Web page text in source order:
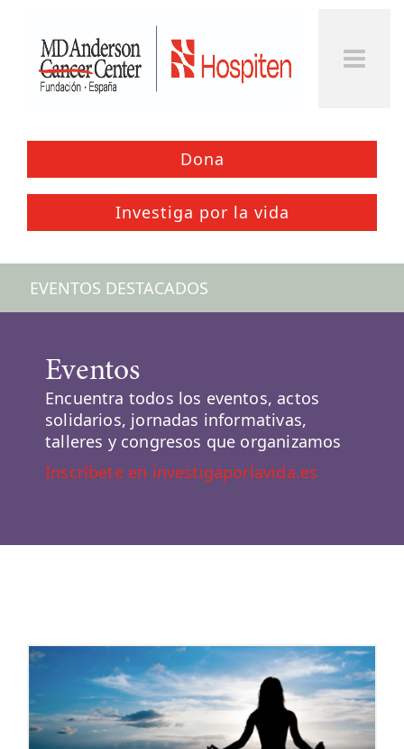
Dona
Investiga por la vida
EVENTOS DESTACADOS
Eventos
Encuentra todos los eventos, actos
solidarios, jornadas informativas,
talleres y congresos que organizamos
Inscríbete en investigaporlavida.es